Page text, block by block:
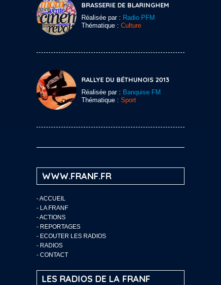
BRASSERIE DE BLARINGHEM
Réalisée par : Radio PFM
Thématique : Culture
RALLYE DU BÉTHUNOIS 2013
Réalisée par : Banquise FM
Thématique : Sport
WWW.FRANF.FR
-ACCUEIL
- LA FRANF
-ACTIONS
- REPORTAGES
- ECOUTER LES RADIOS
- RADIOS
- CONTACT
LES RADIOS DE LA FRANF